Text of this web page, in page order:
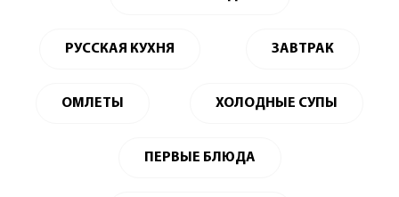
РУССКАЯ КУХНЯ ЗАВТРАК
ОМЛЕТЫ ХОЛОДНЫЕ СУПЫ
ПЕРВЫЕ БЛЮДА